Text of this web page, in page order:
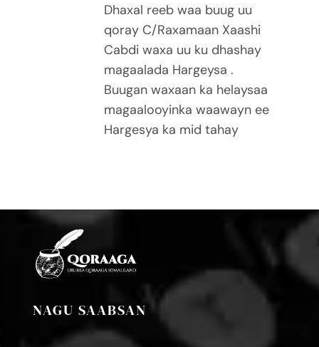
Dhaxal reeb waa buug uu
qoray C/Raxamaan Xaashi
Cabdi waxa uu ku dhashay
magaalada Hargeysa .
Buugan waxaan ka helaysaa
magaalooyinka waawayn ee
Hargesya ka mid tahay
NAGU SAABSAN